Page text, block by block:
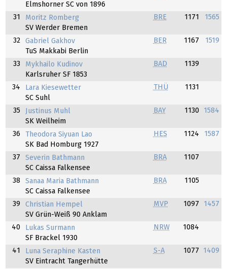
Elmshorner SC von 1896
31
Moritz Romberg
SV Werder Bremen
BRE 1171 1565
32
Gabriel Gakhov
TuS Makkabi Berlin
BER 1167 1519
33
Mykhailo Kudinov
Karlsruher SF 1853
BAD 1139
34
Lara Kiesewetter
SC Suhl
THÜ 1131
35
Justinus Muhl
SK Weilheim
BAY 1130 1584
36
Theodora Siyuan Lao
SK Bad Homburg 1927
HES 1124 1587
37
Severin Bathmann
SC Caissa Falkensee
BRA 1107
38
Sanaa Maria Bathmann
SC Caissa Falkensee
BRA 1105
39
Christian Hempel
SV Grün-Weiß 90 Anklam
MVP 1097 1457
40
Lukas Surmann
SF Brackel 1930
NRW 1084
41
Luna Seraphine Kasten
SV Eintracht Tangerhütte
S-A 1077 1409